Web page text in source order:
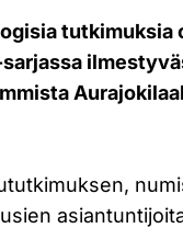
tutkimuksia